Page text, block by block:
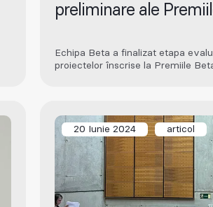
preliminare ale
Echipa Beta a finalizat etapa
proiectelor înscrise la Premiile
20 Iunie 2024 articol